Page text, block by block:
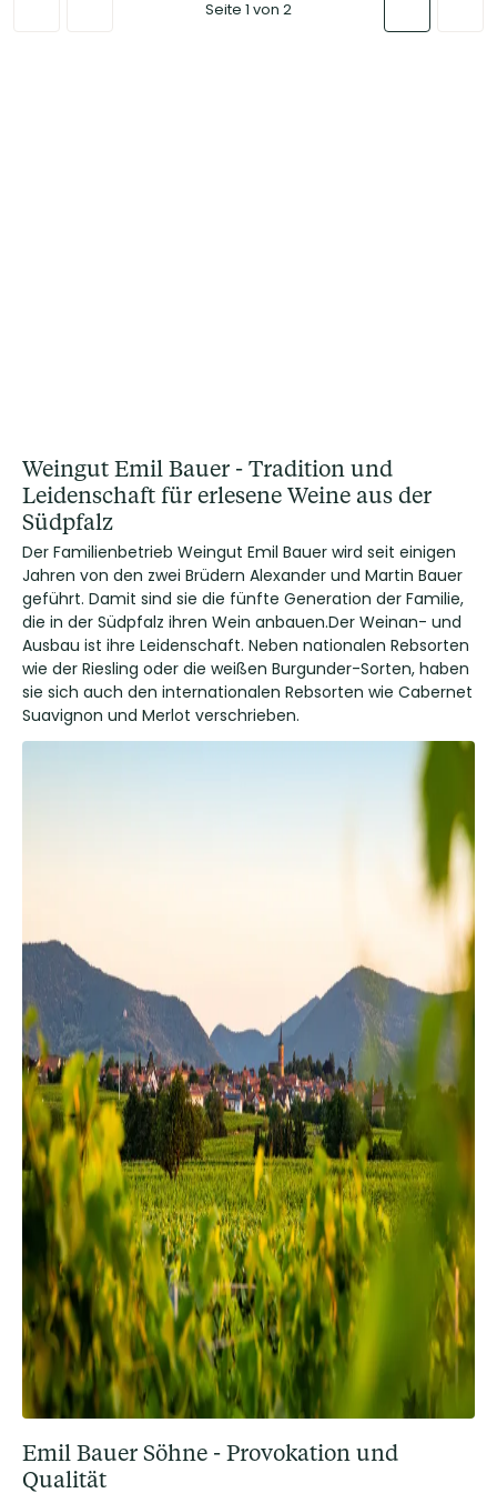
Seite 1 von 2
Weingut Emil Bauer - Tradition und
Leidenschaft für erlesene Weine aus der
Südpfalz
Der Familienbetrieb Weingut Emil Bauer wird seit einigen
Jahren von den zwei Brüdern Alexander und Martin Bauer
geführt. Damit sind sie die fünfte Generation der Familie,
die in der Südpfalz ihren Wein anbauen.Der Weinan- und
Ausbau ist ihre Leidenschaft. Neben nationalen Rebsorten
wie der Riesling oder die weißen Burgunder-Sorten, haben
sie sich auch den internationalen Rebsorten wie Cabernet
Suavignon und Merlot verschrieben.
Emil Bauer Söhne - Provokation und
Qualität